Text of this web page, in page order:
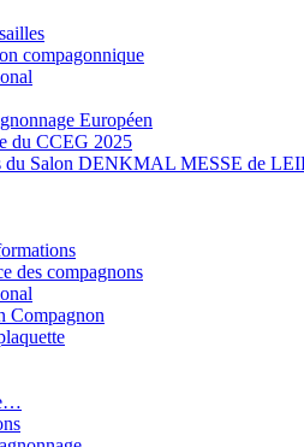
compagonnique
Européen
du CCEG 2025
du Salon DENKMAL MESSE de
des compagnons
Compagnon